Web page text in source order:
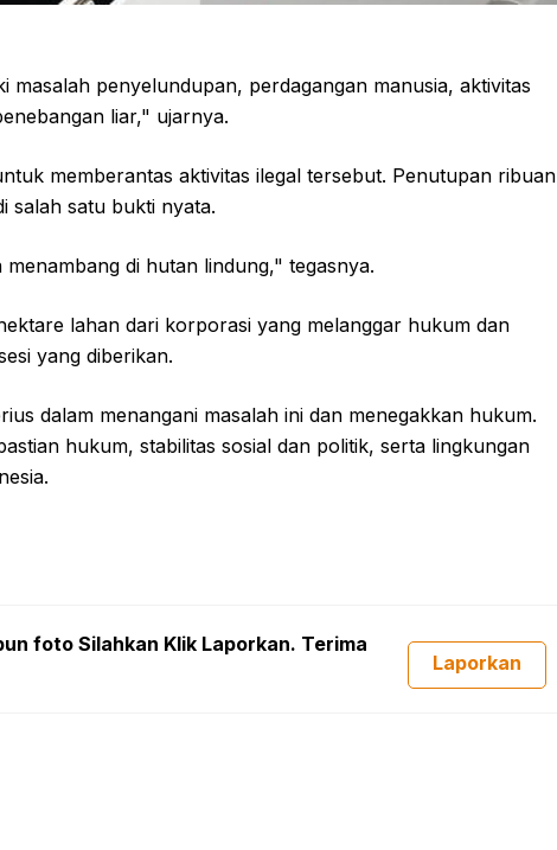
masalah penyelundupan, perdagangan manusia, aktivitas
liar," ujarnya.
memberantas aktivitas ilegal tersebut. Penutupan ribuan
salah satu bukti nyata.
di hutan lindung," tegasnya.
lahan dari korporasi yang melanggar hukum dan
yang diberikan.
dalam menangani masalah ini dan menegakkan hukum.
hukum, stabilitas sosial dan politik, serta lingkungan
foto Silahkan Klik Laporkan. Terima
Laporkan